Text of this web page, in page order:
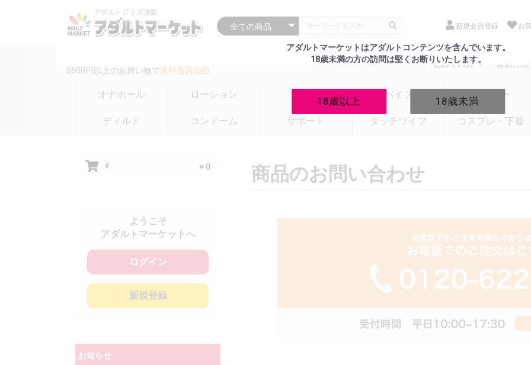
アダルトマーケットはアダルトコンテンツを含んでいます。
18歳未満の方の訪問は堅くお断りいたします。
18歳以上 18歳未満
新規会員登録 お
5500円以上のお買い物で送料当店負担
初めての方へ 発送方法
オナホール ローション バイブ ローター
ディルド コンドーム サポート ダッチワイフ コスプレ・下着
0 ￥0
ようこそ
アダルトマーケットへ
ログイン
新規登録
お知らせ
商品のお問い合わせ